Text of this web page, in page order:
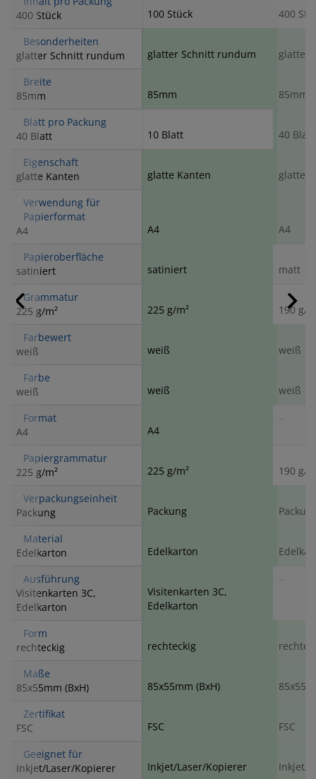
400 Stück
100 Stück 400
Besonderheiten
glatter Schnitt rundum
glatter Schnitt rundum glatter
Breite
85mm
85mm 85mm
Blatt pro Packung
40 Blatt
10 Blatt 40 Blatt
Eigenschaft
glatte Kanten
glatte Kanten glatte
Verwendung für
Papierformat
A4
A4 A4
Papieroberfläche
satiniert
satiniert matt
Grammatur
225 g/m²
225 g/m² 190 g/
Farbewert
weiß
weiß weiß
Farbe
weiß
weiß weiß
Format
A4
A4
–
Papiergrammatur
225 g/m²
225 g/m² 190 g/
Verpackungseinheit
Packung
Packung
Material
Edelkarton
Edelkarton
Ausführung
Visitenkarten 3C,
Edelkarton
Visitenkarten 3C,
Edelkarton
–
Form
rechteckig
rechteckig
Maße
85x55mm (BxH)
85x55mm (BxH)
Zertifikat
FSC
FSC FSC
Geeignet für
Inkjet/Laser/Kopierer
Inkjet/Laser/Kopierer Inkjet/